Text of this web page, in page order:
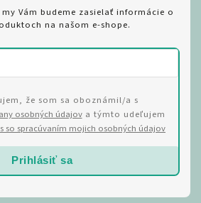
Vám budeme zasielať informácie o
na našom e-shope.
že som sa oboznámil/a s
osobných údajova týmto udeľujem
so spracúvaním mojich osobných údajov
Prihlásiť sa